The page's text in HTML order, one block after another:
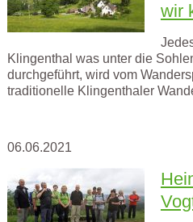
wir
Klingenthal was unter die
durchgeführt, wird vom
traditionelle Klingenthaler
06.06.2021